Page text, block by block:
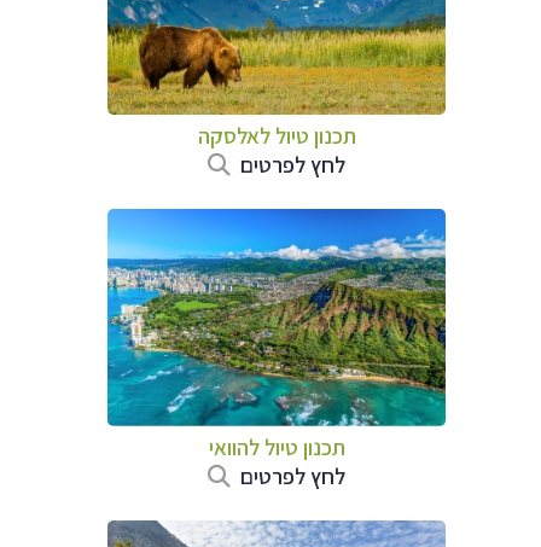
תכנון טיול לאלסקה
לחץ לפרטים
תכנון טיול להוואי
לחץ לפרטים